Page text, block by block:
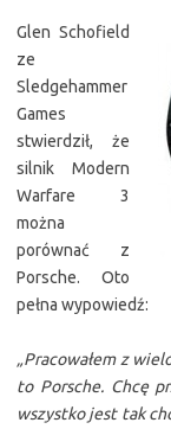
Glen Schofield
ze
Sledgehammer
Games
stwierdził, że
silnik Modern
Warfare 3
można
porównać z
Porsche. Oto
pełna wypowiedź:
„Pracowałem z
to Porsche. Chcę
wszystko jest tak